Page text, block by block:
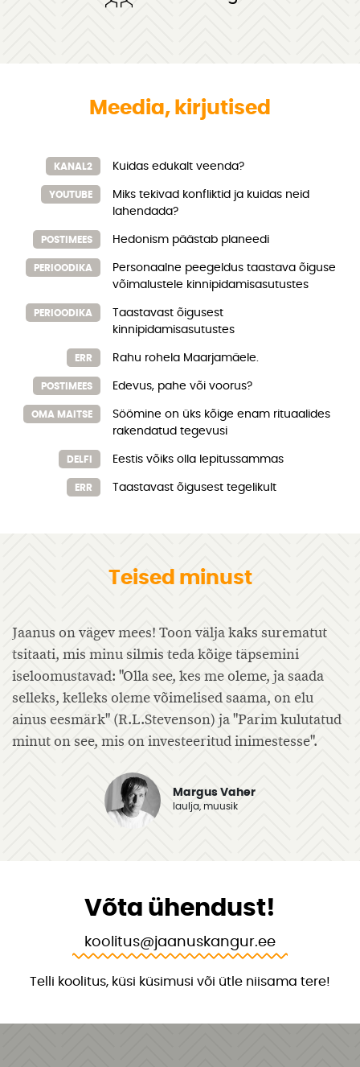
Meedia, kirjutised
KANAL2 Kuidas edukalt veenda?
YOUTUBE
Miks tekivad konfliktid ja kuidas neid
lahendada?
POSTIMEES Hedonism päästab planeedi
PERIOODIKA
Personaalne peegeldus taastava õiguse
võimalustele kinnipidamisasutustes
PERIOODIKA
Taastavast õigusest
kinnipidamisasutustes
ERR Rahu rohela Maarjamäele.
POSTIMEES Edevus, pahe või voorus?
OMA MAITSE
Söömine on üks kõige enam rituaalides
rakendatud tegevusi
DELFI Eestis võiks olla lepitussammas
ERR Taastavast õigusest tegelikult
Teised minust
Jaanus on vägev mees! Toon välja kaks surematut
tsitaati, mis minu silmis teda kõige täpsemini
iseloomustavad: "Olla see, kes me oleme, ja saada
selleks, kelleks oleme võimelised saama, on elu
ainus eesmärk" (R.L.Stevenson) ja "Parim kulutatud
minut on see, mis on investeeritud inimestesse".
Margus Vaher
laulja, muusik
Võta ühendust!
koolitus@jaanuskangur.ee
Telli koolitus, küsi küsimusi või ütle niisama tere!